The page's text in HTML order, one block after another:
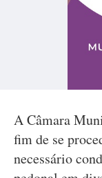
A Câmara
fim de se
necessário